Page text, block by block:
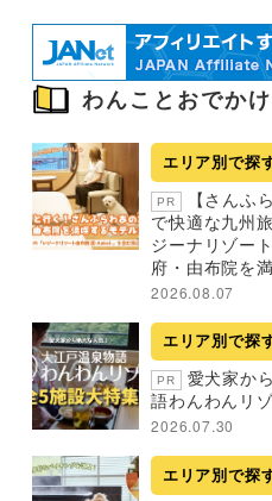
わんことおでか
エリア別で探
PR
【さんふ
で快適な九州
ジーナリゾー
府・由布院を
2026.08.07
エリア別で探
PR
愛犬家か
語わんわんリ
2026.07.30
エリア別で探